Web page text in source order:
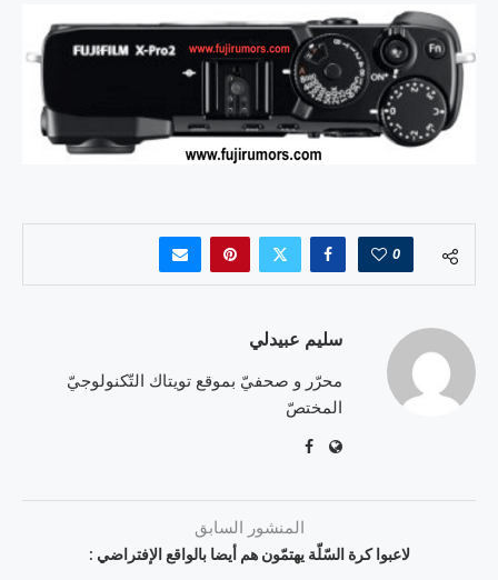
0
سليم عبيدلي
محرّر و صحفيّ بموقع تويتاك التّكنولوجيّ
المختصّ
المنشور السابق
لاعبوا كرة السّلّة يهتمّون هم أيضا بالواقع الإفتراضي :